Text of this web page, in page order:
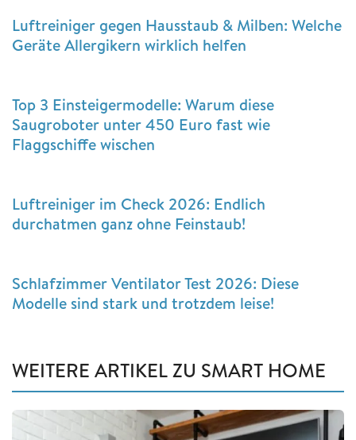
Luftreiniger gegen Hausstaub & Milben: Welche
Geräte Allergikern wirklich helfen
Top 3 Einsteigermodelle: Warum diese
Saugroboter unter 450 Euro fast wie
Flaggschiffe wischen
Luftreiniger im Check 2026: Endlich
durchatmen ganz ohne Feinstaub!
Schlafzimmer Ventilator Test 2026: Diese
Modelle sind stark und trotzdem leise!
WEITERE ARTIKEL ZU SMART HOME